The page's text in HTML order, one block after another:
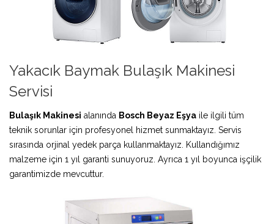
Yakacık Baymak Bulaşık Makinesi
Servisi
Bulaşık Makinesi alanında Bosch Beyaz Eşya ile ilgili tüm
teknik sorunlar için profesyonel hizmet sunmaktayız. Servis
sırasında orjinal yedek parça kullanmaktayız. Kullandığımız
malzeme için 1 yıl garanti sunuyoruz. Ayrıca 1 yıl boyunca işçilik
garantimizde mevcuttur.